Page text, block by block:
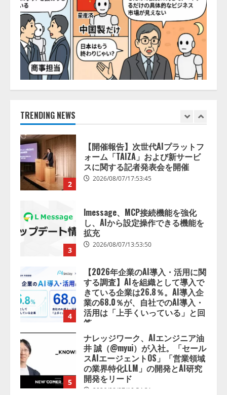
TRENDING NEWS
2026/08/07/13:53:50
5
ナレッジワーク、AIエンジニア油
井 誠（@myui）が入社。「セール
スAIエージェントOS」「営業領域
の業界特化LLM」の開発とAI研究
開発をリード
2026/08/07/10:54:31
1
【ドローン
AI】ドローン操縦を
AIがアドバイス「AIコーチ」をリ
2
【開催報告】次世代AIプラットフ
ォーム「TAIZA」および新サービ
スに関する記者発表会を開催
2026/08/07/17:53:45
3
lmessage、MCP接続機能を強化
し、AIから設定操作できる機能を
拡充
2026/08/07/13:53:50
4
【2026年企業のAI導入・活用に関
する調査】AIを組織として導入で
きている企業は26.8％。AI導入企
業の68.0％が、自社でのAI導入・
活用は「上手くいっている」と回
答
2026/08/07/13:53:50
5
ナレッジワーク、AIエンジニア油
井 誠（@myui）が入社。「セール
スAIエージェントOS」「営業領域
の業界特化LLM」の開発とAI研究
開発をリード
2026/08/07/10:54:31